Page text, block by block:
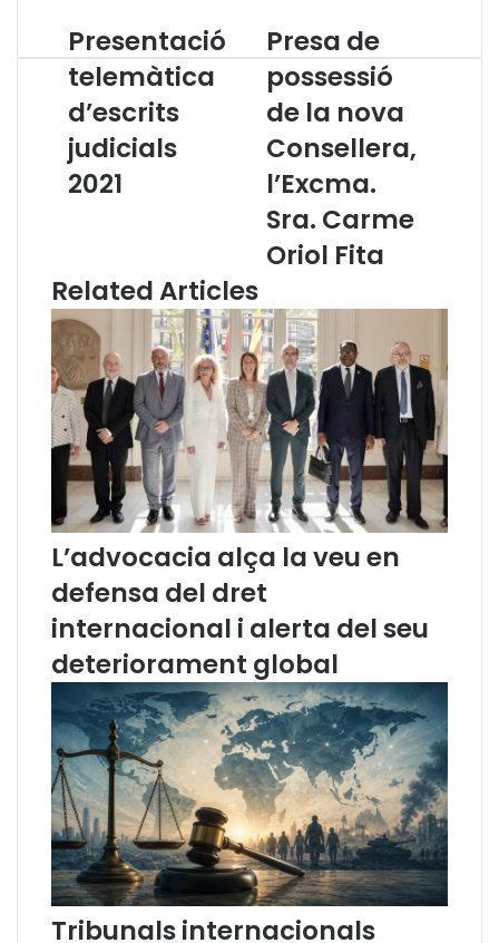
P
r
e
s
n
t
a
t
e
l
e
m
à
t
i
c
d
’
s
c
r
i
j
u
d
i
c
i
a
l
s
Presentació
telemàtica
d’escrits
judicials
2021
P
r
e
s
d
e
p
o
s
s
s
s
i
ó
d
e
l
a
n
o
v
o
n
e
l
l
e
r
a
,
l
’
E
x
Presa de
possessió
de la nova
Consellera,
l’Excma.
Sra. Carme
Oriol Fita
Related Articles
L’advocacia alça la veu en
defensa del dret
internacional i alerta del seu
deteriorament global
Tribunals internacionals